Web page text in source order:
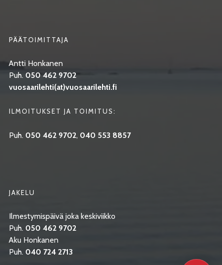
PÄÄTOIMITTAJA
Antti Honkanen
Puh. 050 462 9702
vuosaarilehti(at)vuosaarilehti.fi
ILMOITUKSET JA TOIMITUS:
Puh. 050 462 9702, 040 553 8857
JAKELU
Ilmestymispäivä joka keskiviikko
Puh. 050 462 9702
Aku Honkanen
Puh. 040 724 2713